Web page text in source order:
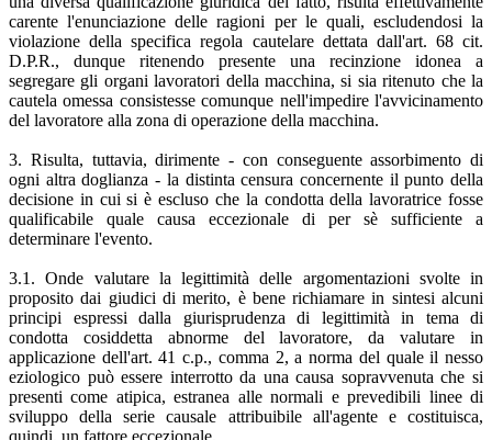
carente l'enunciazione delle ragioni per le quali, escludendosi la
violazione della specifica regola cautelare dettata dall'art. 68 cit.
D.P.R., dunque ritenendo presente una recinzione idonea a
segregare gli organi lavoratori della macchina, si sia ritenuto che la
cautela omessa consistesse comunque nell'impedire l'avvicinamento
del lavoratore alla zona di operazione della macchina.
3. Risulta, tuttavia, dirimente - con conseguente assorbimento di
ogni altra doglianza - la distinta censura concernente il punto della
decisione in cui si è escluso che la condotta della lavoratrice fosse
qualificabile quale causa eccezionale di per sè sufficiente a
determinare l'evento.
3.1. Onde valutare la legittimità delle argomentazioni svolte in
proposito dai giudici di merito, è bene richiamare in sintesi alcuni
principi espressi dalla giurisprudenza di legittimità in tema di
condotta cosiddetta abnorme del lavoratore, da valutare in
applicazione dell'art. 41 c.p., comma 2, a norma del quale il nesso
eziologico può essere interrotto da una causa sopravvenuta che si
presenti come atipica, estranea alle normali e prevedibili linee di
sviluppo della serie causale attribuibile all'agente e costituisca,
quindi, un fattore eccezionale.